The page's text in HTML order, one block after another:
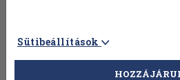
Vissza az előző oldalra
Sütibeállítások